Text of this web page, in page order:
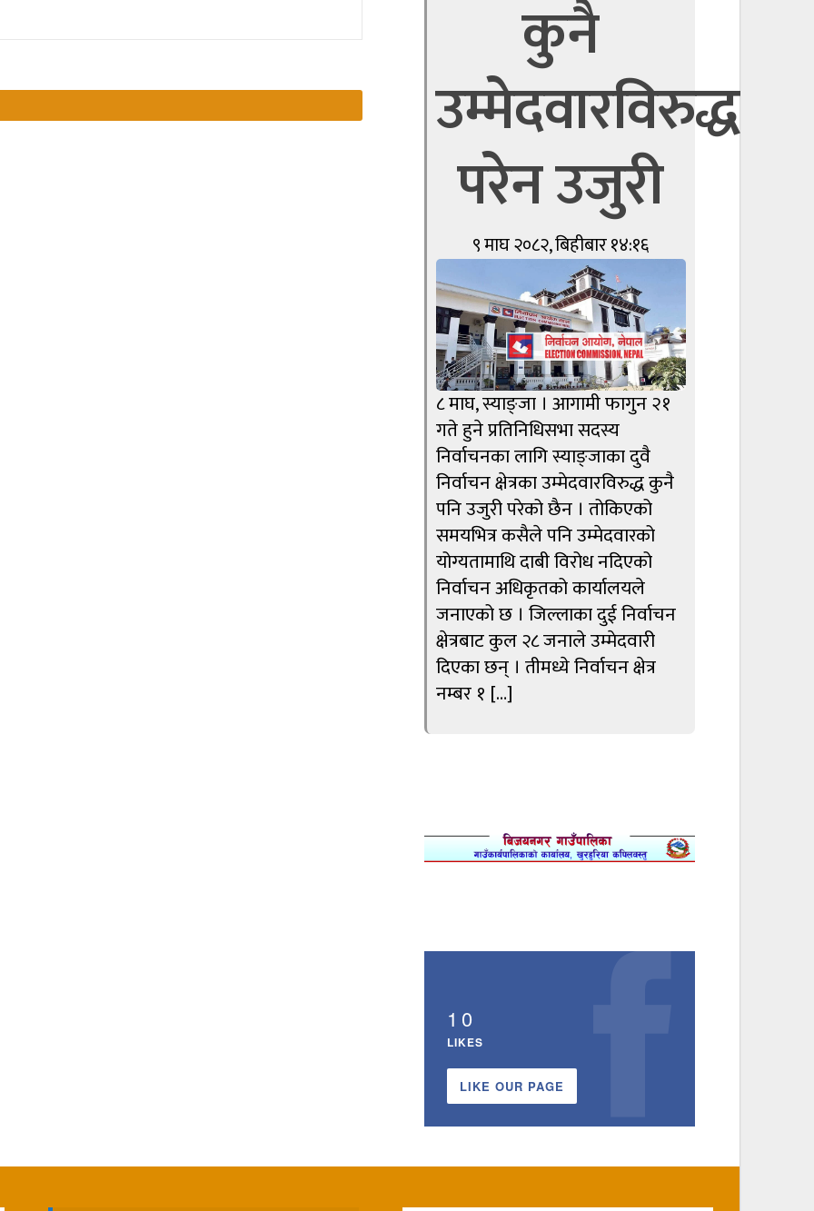
कुनै
उम्मेदवारविरुद्ध
परेन उजुरी
९ माघ २०८२, बिहीबार १४:१६
८ माघ, स्याङ्जा । आगामी फागुन २१
गते हुने प्रतिनिधिसभा सदस्य
निर्वाचनका लागि स्याङ्जाका दुवै
निर्वाचन क्षेत्रका उम्मेदवारविरुद्ध कुनै
पनि उजुरी परेको छैन । तोकिएको
समयभित्र कसैले पनि उम्मेदवारको
योग्यतामाथि दाबी विरोध नदिएको
निर्वाचन अधिकृतको कार्यालयले
जनाएको छ । जिल्लाका दुई निर्वाचन
क्षेत्रबाट कुल २८ जनाले उम्मेदवारी
दिएका छन् । तीमध्ये निर्वाचन क्षेत्र
नम्बर १ […]
10
LIKES
LIKE OUR PAGE